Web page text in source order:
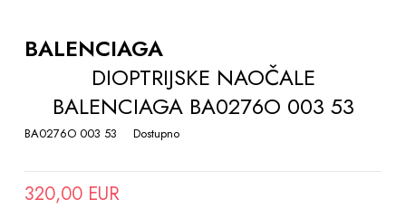
THE
BEGINNING
GALLERY
BALENCIAGA
DIOPTRIJSKE NAOČALE
BALENCIAGA BA0276O 003 53
BA0276O 003 53 Dostupno
320,00 EUR